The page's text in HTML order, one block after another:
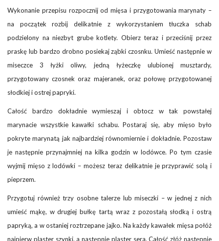
Wykonanie przepisu rozpocznij od mięsa i przygotowania marynaty –
na początek rozbij delikatnie z wykorzystaniem tłuczka schab
podzielony na niezbyt grube kotlety. Obierz teraz i przeciśnij przez
praskę lub bardzo drobno posiekaj ząbki czosnku. Umieść następnie w
miseczce 3 łyżki oliwy, jedną łyżeczkę ulubionej musztardy,
przygotowany czosnek oraz majeranek, oraz połowę przygotowanej
słodkiej i ostrej papryki.
Całość bardzo dokładnie wymieszaj i obtocz w tak powstałej
marynacie wszystkie kawałki schabu. Postaraj się, aby mięso było
pokryte marynatą jak najbardziej równomiernie i dokładnie. Pozostaw
je następnie przynajmniej na kilka godzin w lodówce. Po tym czasie
wyjmij mięso z lodówki – możesz teraz delikatnie je przyprawić solą i
pieprzem.
Przygotuj również trzy osobne talerze lub miseczki – w jednej z nich
umieść mąkę, w drugiej bułkę tartą wraz z pozostałą słodką i ostrą
papryką, a w ostaniej roztrzepane jajko. Na każdy kawałek mięsa połóż
najpierw plaster szynki, a następnie plaster sera. Całość złóż następnie